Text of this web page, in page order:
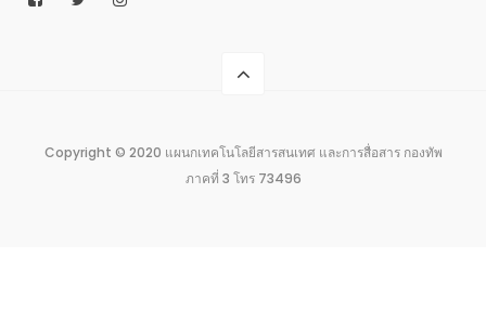
Copyright © 2020 แผนกเทคโนโลยีสารสนเทศ และการสื่อสาร กองทัพ
ภาคที่ 3 โทร 73496